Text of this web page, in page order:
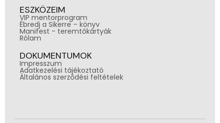
ESZKÖZEIM
VIP mentorprogram
Ébredj a Sikerre – könyv
Manifest - teremtőkártyák
Rólam
DOKUMENTUMOK
Impresszum
Adatkezelési tájékoztató
Általános szerződési feltételek